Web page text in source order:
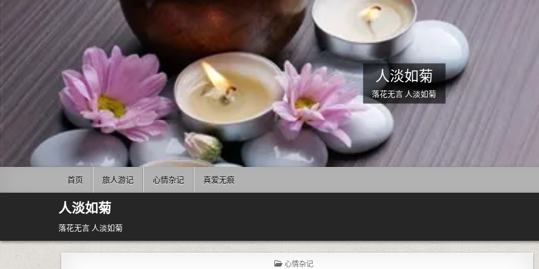
Skip to content
人淡如菊
落花无言 人淡如菊
首页 旅人游记 心情杂记 真爱无痕
人淡如菊
落花无言 人淡如菊
POSTED IN
心情杂记